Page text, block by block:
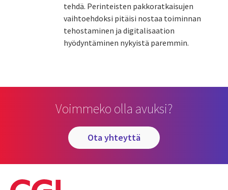
tehdä. Perinteisten pakkoratkaisujen
vaihtoehdoksi pitäisi nostaa toiminnan
tehostaminen ja digitalisaation
hyödyntäminen nykyistä paremmin.
Voimmeko olla avuksi?
ota yhteyttä